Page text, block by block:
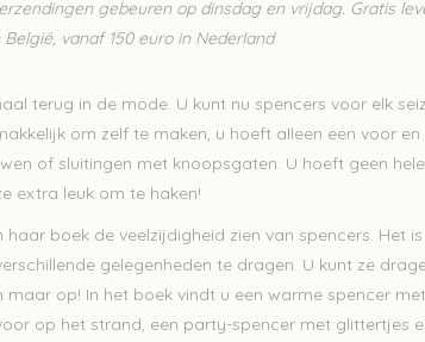
gebeuren op dinsdag en vrijdag. Gratis
België, vanaf 150 euro in Nederland
terug in de mode. U kunt nu spencers voor elk
om zelf te maken, u hoeft alleen een voor
of sluitingen met knoopsgaten. U hoeft geen
extra leuk om te haken!
haar boek de veelzijdigheid zien van spencers. Het
gelegenheden te dragen. U kunt ze
maar op! In het boek vindt u een warme spencer
op het strand, een party-spencer met glittertjes